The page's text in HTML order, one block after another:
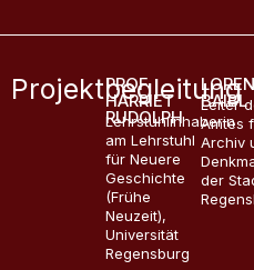
Projektbegleitung
PROF.
HARRIET
RUDOLPH
Lehrstuhlinhaberin
am Lehrstuhl
für Neuere
Geschichte
(Frühe
Neuzeit),
Universität
Regensburg
BAIBL
Leiter
Amtes
Archiv
der